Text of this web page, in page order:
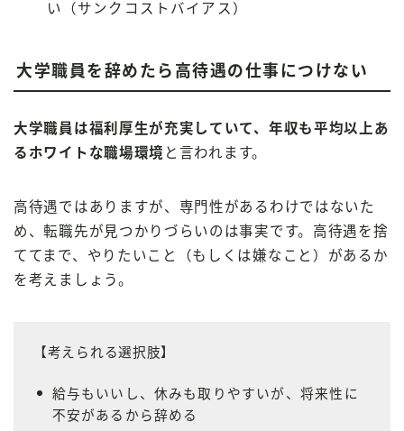
い（サンクコストバイアス）
大学職員を辞めたら高待遇の仕事につけない
大学職員は福利厚生が充実していて、年収も平均以上あ
るホワイトな職場環境 と言われます。
高待遇ではありますが、専門性があるわけではないた
め、転職先が見つかりづらいのは事実です。高待遇を捨
ててまで、やりたいこと（もしくは嫌なこと）があるか
を考えましょう。
【考えられる選択肢】
給与もいいし、休みも取りやすいが、将来性に
不安があるから辞める